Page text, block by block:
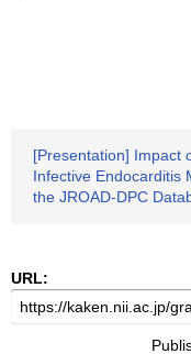
[Presentation] Impact
Infective Endocarditis
the JROAD-DPC
URL: